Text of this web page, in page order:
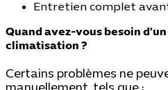
Entretien complet
Quand avez-vous besoin
climatisation ?
Certains problèmes ne